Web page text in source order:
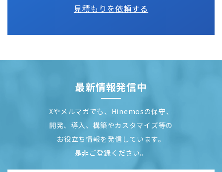
見積もりを依頼する
最新情報発信中
Xやメルマガでも、Hinemosの保守、
開発、導入、構築やカスタマイズ等の
お役立ち情報を発信しています。
是非ご登録ください。